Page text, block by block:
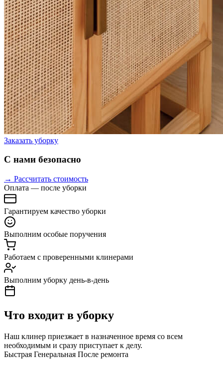
Заказать уборку
С нами безопасно
→ Рассчитать стоимость
Оплата — после уборки
Гарантируем качество уборки
Выполним особые поручения
Работаем с проверенными клинерами
Выполним уборку день-в-день
Что входит в уборку
Наш клинер приезжает в назначенное время со всем
необходимым и сразу приступает к делу.
Быстрая Генеральная После ремонта